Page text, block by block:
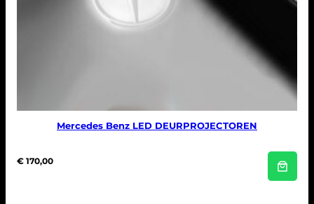
Mercedes Benz LED DEURPROJECTOREN
€ 170,00